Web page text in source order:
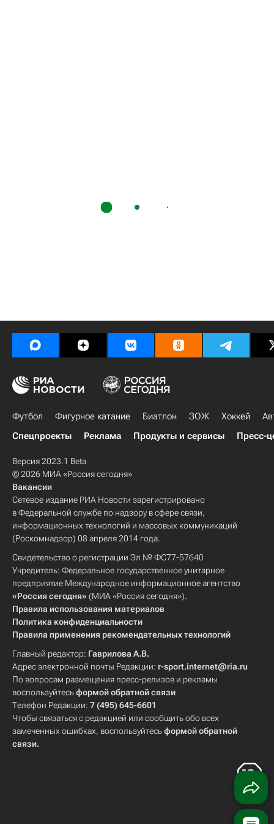
Футбол Фигурное катание Биатлон ЗОЖ Хоккей
Спецпроекты
Реклама Продукты и сервисы Пресс-
Версия 2023.1 Beta
© 2026 МИА «Россия сегодня»
Вакансии
Сетевое издание РИА Новости зарегистрировано
в Федеральной службе по надзору в сфере связи,
информационных технологий и массовых коммуникаций
(Роскомнадзор) 08 апреля 2014 года.
Свидетельство о регистрации Эл № ФС77-57640
Учредитель: Федеральное государственное унитарное
предприятие Международное информационное агентство
«Россия сегодня» (МИА «Россия сегодня»).
Правила использования материалов
Политика конфиденциальности
Правила применения рекомендательных технологий
Главный редактор: Гаврилова А.В.
Адрес электронной почты Редакции: r-sport.internet@ria.ru
По вопросам размещения пресс-релизов и рекламы
воспользуйтесьформой обратной связи
Телефон Редакции: 7 (495) 645-6601
Чтобы связаться с редакцией или сообщить обо всех
замеченных ошибках, воспользуйтесьформой обратной
связи.